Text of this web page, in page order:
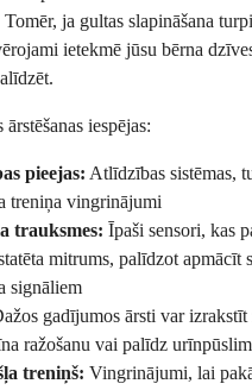
ja gultas slapināšana
ietekmē jūsu bērna
iespējas:
pieejas: Atlīdzības sistēmas,
treniņa vingrinājumi
trauksmes: Īpaši sensori, kas
mitrums, palīdzot apmācīt
signāliem
gadījumos ārsti var izrakstīt
ražošanu vai palīdz
treniņš: Vingrinājumi, lai